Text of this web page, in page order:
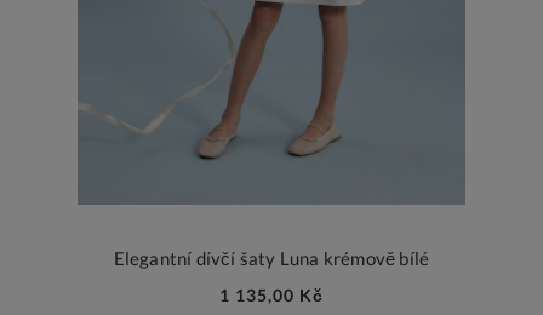
Elegantní dívčí šaty Luna krémově bílé
1 135,00 Kč